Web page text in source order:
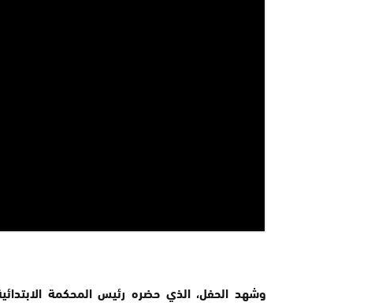
وشهد الحفل، الذي حضره رئيس المحكمة